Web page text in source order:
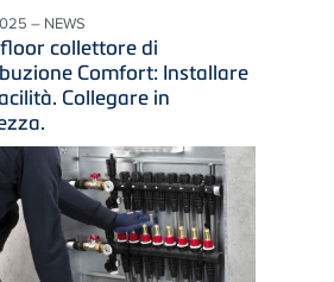
– NEWS
floor collettore di
Comfort: Installare
Collegare in